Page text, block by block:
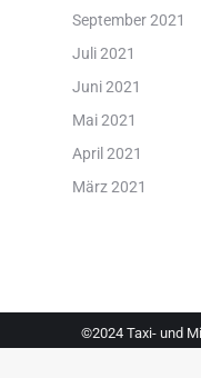
September 2021
Juli 2021
Juni 2021
Mai 2021
April 2021
März 2021
©2024 Taxi- und